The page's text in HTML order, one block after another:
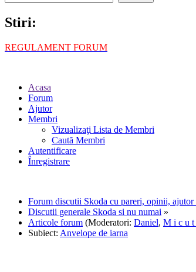
Stiri:
REGULAMENT FORUM
Acasa
Forum
Ajutor
Membri
Vizualizaţi Lista de Membri
Caută Membri
Autentificare
Înregistrare
Forum discutii Skoda cu pareri, opinii,
Discutii generale Skoda si nu numai »
Articole forum (Moderatori: Daniel, M i c u t
Subiect: Anvelope de iarna